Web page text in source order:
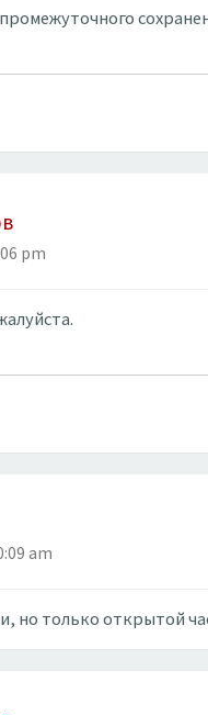
pm
am
но только открытой